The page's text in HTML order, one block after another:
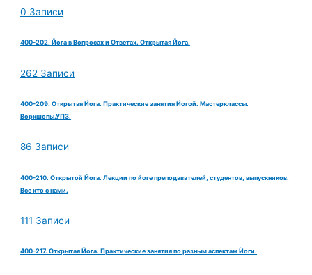
0 Записи
400-202. Йога в Вопросах и Ответах. Открытая Йога.
262 Записи
400-209. Открытая Йога. Практические занятия Йогой. Мастерклассы.
Воркшопы.УПЗ.
86 Записи
400-210. Открытой Йога. Лекции по йоге преподавателей, студентов, выпускников.
Все кто с нами.
111 Записи
400-217. Открытая Йога. Практические занятия по разным аспектам Йоги.